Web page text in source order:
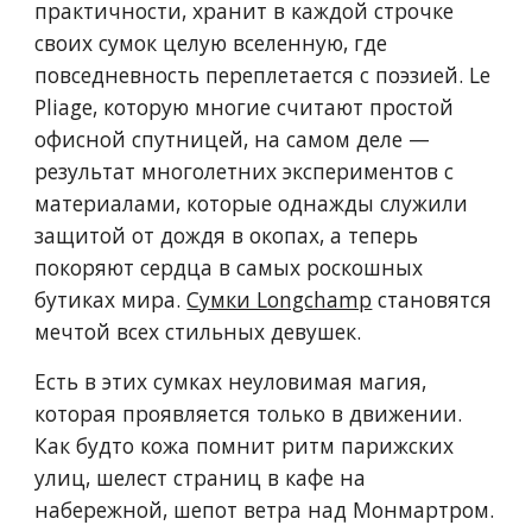
практичности, хранит в каждой строчке
своих сумок целую вселенную, где
повседневность переплетается с поэзией. Le
Pliage, которую многие считают простой
офисной спутницей, на самом деле —
результат многолетних экспериментов с
материалами, которые однажды служили
защитой от дождя в окопах, а теперь
покоряют сердца в самых роскошных
бутиках мира.Сумки Longchamp становятся
мечтой всех стильных девушек.
Есть в этих сумках неуловимая магия,
которая проявляется только в движении.
Как будто кожа помнит ритм парижских
улиц, шелест страниц в кафе на
набережной, шепот ветра над Монмартром.